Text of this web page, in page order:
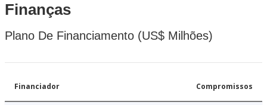
Finanças
Plano De Financiamento (US$ Milhões)
Financiador Compromissos